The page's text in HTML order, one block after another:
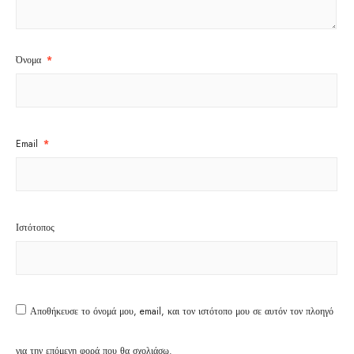
Όνομα *
Email *
Ιστότοπος
Αποθήκευσε το όνομά μου, email, και τον ιστότοπο μου σε αυτόν τον πλοηγό
για την επόμενη φορά που θα σχολιάσω.